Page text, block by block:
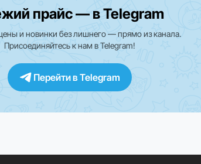
могут быть ограничены. Для уточнения
компьютер для работы, творчества и
прайс — в Telegram
и новинки без лишнего — прямо из канала.
Присоединяйтесь к нам в Telegram!
Перейти в Telegram